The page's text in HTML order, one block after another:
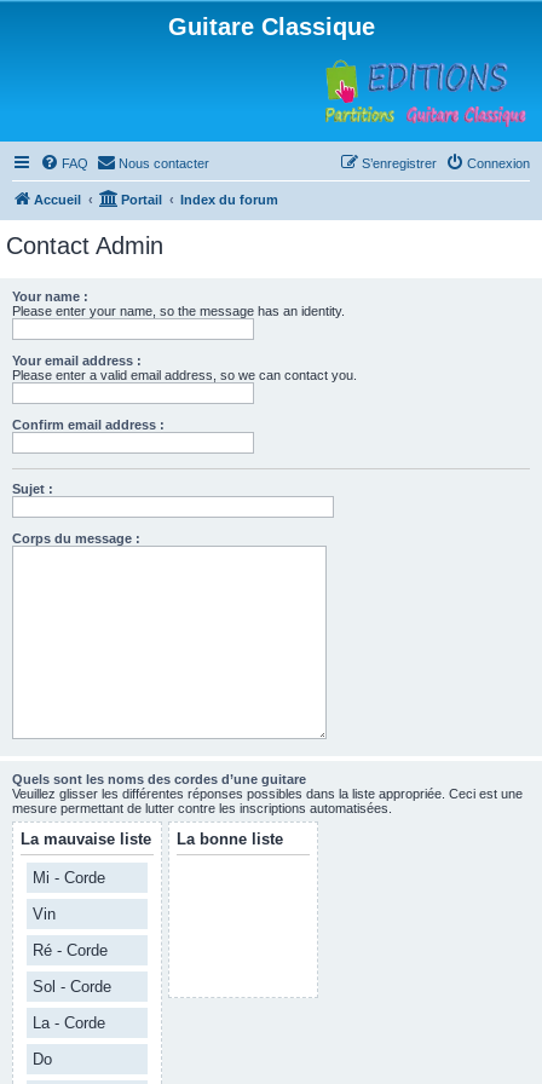
Guitare Classique
FAQ Nous contacter Connexion
S’enregistrer
Accueil Portail Index du forum
Contact Admin
Your name :
Please enter your name, so the message has an identity.
Your email address :
Please enter a valid email address, so we can contact you.
Confirm email address :
Sujet :
Corps du message :
Quels sont les noms des cordes d’une guitare
Veuillez glisser les différentes réponses possibles dans la liste appropriée. Ceci est une
mesure permettant de lutter contre les inscriptions automatisées.
La mauvaise liste
Mi - Corde
Vin
Ré - Corde
Sol - Corde
La - Corde
Do
La bonne liste